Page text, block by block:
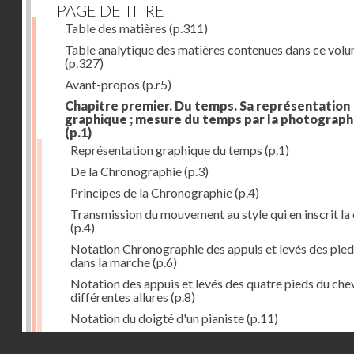
PAGE DE TITRE
Table des matières (p.311)
Table analytique des matières contenues dans ce
(p.327)
Avant-propos (p.r5)
Chapitre premier. Du temps. Sa représentation
graphique ; mesure du temps par la
(p.1)
Représentation graphique du temps (p.1)
De la Chronographie(p.3)
Principes de la Chronographie(p.4)
Transmission du mouvement au style qui en inscrit la
(p.4)
Notation Chronographie des appuis et levés des
dans la marche(p.6)
Notation des appuis et levés des quatre pieds du
différentes allures (p.8)
Notation du doigté d'un pianiste(p.11)